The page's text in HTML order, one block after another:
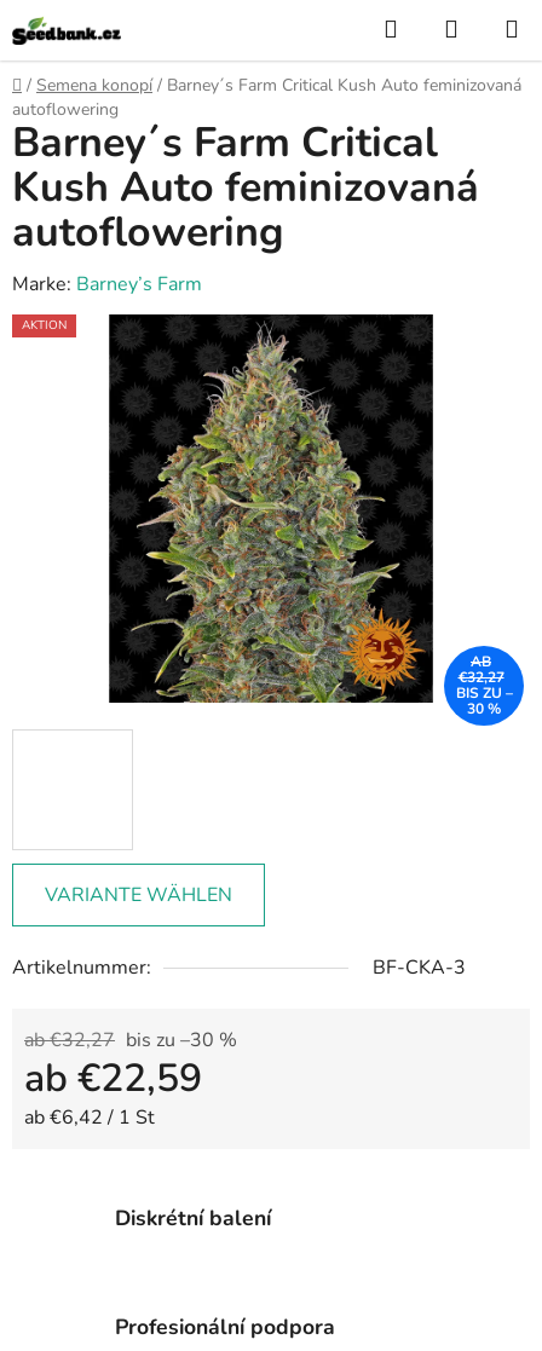
Zum
Inhalt
springen
Suchen
Startseite
/ Semena konopí / Barney´s Farm Critical Kush Auto feminizovaná
autoflowering
VARIANTE WÄHLEN
Artikelnummer: BF-CKA-3
ab €32,27 bis zu –30 %
ab €22,59
Verkaufspreis:
ab €6,42 / 1 St
Barney´s Farm Critical
Kush Auto feminizovaná
autoflowering
Marke: Barney’s Farm
AKTION
AB
€32,27
BIS ZU –
30 %
Diskrétní balení
Profesionální podpora